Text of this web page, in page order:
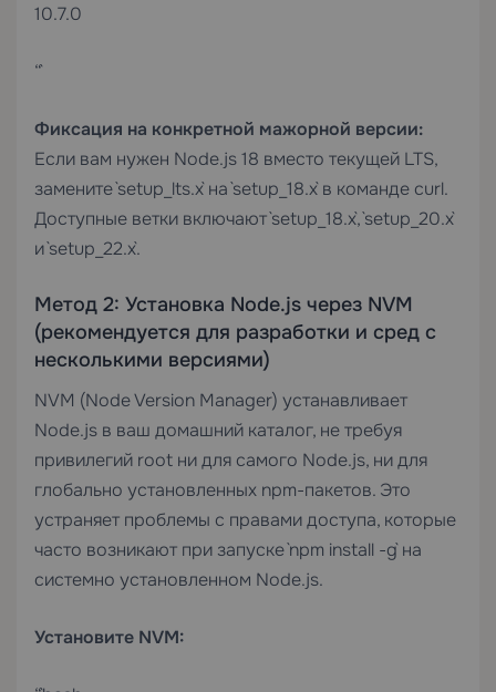
10.7.0
“`
Фиксация на конкретной мажорной версии:
Если вам нужен Node.js 18 вместо текущей LTS,
замените `setup_lts.x` на `setup_18.x` в команде curl.
Доступные ветки включают `setup_18.x`, `setup_20.x`
и `setup_22.x`.
Метод 2: Установка Node.js через NVM
(рекомендуется для разработки и сред с
несколькими версиями)
NVM (Node Version Manager) устанавливает
Node.js в ваш домашний каталог, не требуя
привилегий root ни для самого Node.js, ни для
глобально установленных npm-пакетов. Это
устраняет проблемы с правами доступа, которые
часто возникают при запуске `npm install -g` на
системно установленном Node.js.
Установите NVM: